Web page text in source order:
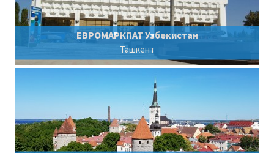
ЕВРОМАРКПАТ Узбекистан
Ташкент